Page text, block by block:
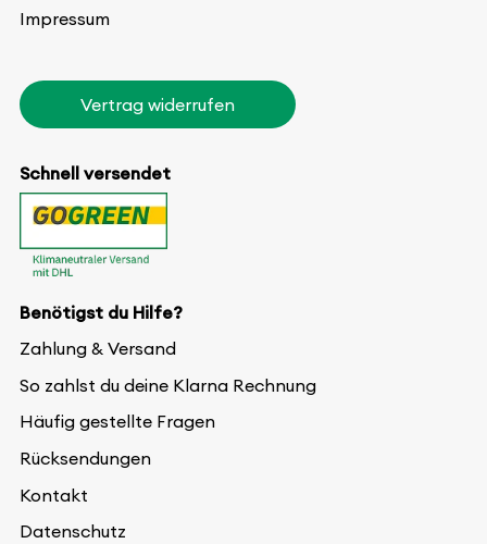
Benötigst du Hilfe?
Zahlung & Versand
So zahlst du deine Klarna Rechnung
Häufig gestellte Fragen
Rücksendungen
Kontakt
Datenschutz
Impressum
Vertrag widerrufen
Schnell versendet